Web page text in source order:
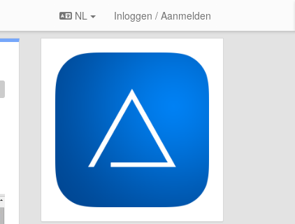
NL Inloggen / Aanmelden